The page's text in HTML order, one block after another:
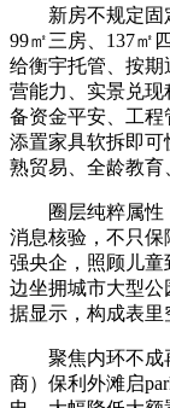
新房不规定固定
99㎡三房、137㎡
给衡宇托管、按
营能力、实景兑
备资金平安、工
添置家具软拆即
熟贸易、全龄教育
圈层纯粹属性，
消息核验，不只
强央企，照顾儿童
边坐拥城市大型
据显示，构成表里
聚焦内环不成再
商）保利外滩启